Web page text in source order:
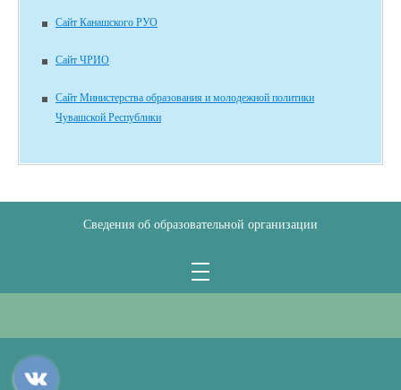
Сайт Канашского РУО
Сайт ЧРИО
Сайт Министерства образования и молодежной политики
Чувашской Республики
Сведения об образовательной организации